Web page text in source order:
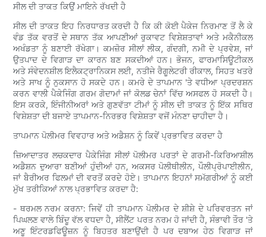
ਸੀਲ ਦੀ ਤਾਕਤ ਕਿਉਂ ਮਾਇਨੇ ਰੱਖਦੀ ਹੈ
ਸੀਲ ਦੀ ਤਾਕਤ ਇਹ ਨਿਰਧਾਰਤ ਕਰਦੀ ਹੈ ਕਿ ਕੀ ਕੋਈ ਪੈਕੇਜ ਨਿਰਮਾਣ ਤੋਂ ਲੈ ਕੇ
ਵੰਡ ਤੱਕ ਵਰਤੋਂ ਦੇ ਸਥਾਨ ਤੱਕ ਆਪਣੀਆਂ ਰੁਕਾਵਟ ਵਿਸ਼ੇਸ਼ਤਾਵਾਂ ਅਤੇ ਮਕੈਨੀਕਲ
ਅਖੰਡਤਾ ਨੂੰ ਬਣਾਈ ਰੱਖੇਗਾ। ਕਮਜ਼ੋਰ ਸੀਲਾਂ ਲੀਕ, ਗੰਦਗੀ, ਨਮੀ ਦੇ ਪ੍ਰਵੇਸ਼, ਜਾਂ
ਉਤਪਾਦ ਦੇ ਵਿਗਾੜ ਦਾ ਕਾਰਨ ਬਣ ਸਕਦੀਆਂ ਹਨ। ਭੋਜਨ, ਫਾਰਮਾਸਿਊਟੀਕਲ
ਅਤੇ ਸੰਵੇਦਨਸ਼ੀਲ ਇਲੈਕਟ੍ਰਾਨਿਕਸ ਲਈ, ਨਤੀਜੇ ਰੈਗੂਲੇਟਰੀ ਰੀਕਾਲ, ਸਿਹਤ ਖਤਰੇ
ਅਤੇ ਸਾਖ ਨੂੰ ਨੁਕਸਾਨ ਹੋ ਸਕਦੇ ਹਨ। ਕਮਰੇ ਦੇ ਤਾਪਮਾਨ 'ਤੇ ਵਧੀਆ ਪ੍ਰਦਰਸ਼ਨ
ਕਰਨ ਵਾਲੀ ਪੈਕੇਜਿੰਗ ਗਰਮ ਗੋਦਾਮਾਂ ਜਾਂ ਕੋਲਡ ਚੇਨਾਂ ਵਿੱਚ ਅਸਫਲ ਹੋ ਸਕਦੀ ਹੈ।
ਇਸ ਕਰਕੇ, ਇੰਜੀਨੀਅਰਾਂ ਅਤੇ ਗੁਣਵੱਤਾ ਟੀਮਾਂ ਨੂੰ ਸੀਲ ਦੀ ਤਾਕਤ ਨੂੰ ਇੱਕ ਸਥਿਰ
ਵਿਸ਼ੇਸ਼ਤਾ ਦੀ ਬਜਾਏ ਤਾਪਮਾਨ-ਨਿਰਭਰ ਵਿਸ਼ੇਸ਼ਤਾ ਵਜੋਂ ਮੰਨਣਾ ਚਾਹੀਦਾ ਹੈ।
ਤਾਪਮਾਨ ਪੋਲੀਮਰ ਵਿਵਹਾਰ ਅਤੇ ਅਡੈਸ਼ਨ ਨੂੰ ਕਿਵੇਂ ਪ੍ਰਭਾਵਿਤ ਕਰਦਾ ਹੈ
ਜ਼ਿਆਦਾਤਰ ਲਚਕਦਾਰ ਪੈਕੇਜਿੰਗ ਸੀਲਾਂ ਪੋਲੀਮਰ ਪਰਤਾਂ ਦੇ ਗਰਮੀ-ਕਿਰਿਆਸ਼ੀਲ
ਅਡੈਸ਼ਨ ਦੁਆਰਾ ਬਣੀਆਂ ਹੁੰਦੀਆਂ ਹਨ, ਅਕਸਰ ਪੋਲੀਥੀਲੀਨ, ਪੌਲੀਪ੍ਰੋਪਾਈਲੀਨ,
ਜਾਂ ਬੈਰੀਅਰ ਫਿਲਮਾਂ ਦੀ ਵਰਤੋਂ ਕਰਦੇ ਹੋਏ। ਤਾਪਮਾਨ ਇਹਨਾਂ ਸਮੱਗਰੀਆਂ ਨੂੰ ਕਈ
ਮੁੱਖ ਤਰੀਕਿਆਂ ਨਾਲ ਪ੍ਰਭਾਵਿਤ ਕਰਦਾ ਹੈ:
- ਥਰਮਲ ਨਰਮ ਕਰਨਾ: ਜਿਵੇਂ ਹੀ ਤਾਪਮਾਨ ਪੋਲੀਮਰ ਦੇ ਸ਼ੀਸ਼ੇ ਦੇ ਪਰਿਵਰਤਨ ਜਾਂ
ਪਿਘਲਣ ਵਾਲੇ ਬਿੰਦੂ ਵੱਲ ਵਧਦਾ ਹੈ, ਸੀਲੈਂਟ ਪਰਤ ਨਰਮ ਹੋ ਜਾਂਦੀ ਹੈ, ਸੰਭਾਵੀ ਤੌਰ 'ਤੇ
ਅਣੂ ਇੰਟਰਡਫਿਊਜ਼ਨ ਨੂੰ ਬਿਹਤਰ ਬਣਾਉਂਦੀ ਹੈ ਪਰ ਦਬਾਅ ਹੇਠ ਵਿਗਾੜ ਜਾਂ